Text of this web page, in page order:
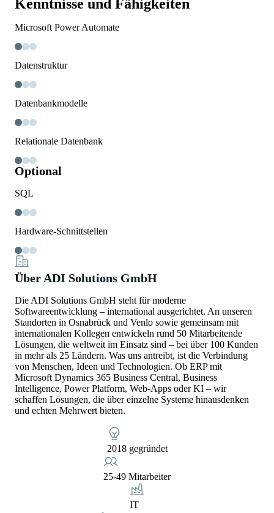
Kenntnisse und Fähigkeiten
Microsoft Power Automate
Datenstruktur
Datenbankmodelle
Relationale Datenbank
Optional
SQL
Hardware-Schnittstellen
Über ADI Solutions GmbH
Die ADI Solutions GmbH steht für moderne
Softwareentwicklung – international ausgerichtet. An unseren
Standorten in Osnabrück und Venlo sowie gemeinsam mit
internationalen Kollegen entwickeln rund 50 Mitarbeitende
Lösungen, die weltweit im Einsatz sind – bei über 100 Kunden
in mehr als 25 Ländern. Was uns antreibt, ist die Verbindung
von Menschen, Ideen und Technologien. Ob ERP mit
Microsoft Dynamics 365 Business Central, Business
Intelligence, Power Platform, Web-Apps oder KI – wir
schaffen Lösungen, die über einzelne Systeme hinausdenken
und echten Mehrwert bieten.
2018 gegründet
25-49 Mitarbeiter
IT